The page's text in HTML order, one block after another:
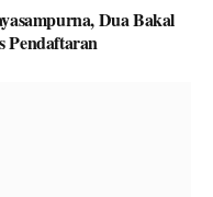
Dua Bakal
Pendaftaran